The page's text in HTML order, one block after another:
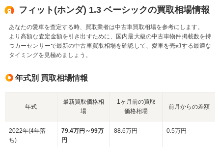
フィット(ホンダ) 1.3 ベーシックの買取相場情報
あなたの愛車を査定する時、買取業者は中古車買取相場を参考にします。
より高額な査定金額を引き出すために、国内最大級の中古車物件掲載数を持
つカーセンサーで最新の中古車買取相場を確認して、愛車を売却する最適な
タイミングを見極めましょう。
年式別 買取相場情報
年式
最新買取価格相
場
1ヶ月前の買取
価格相場
前月からの差額
2022年(4年落
ち)
79.4万円～99万
円
88.6万円 0.5万円